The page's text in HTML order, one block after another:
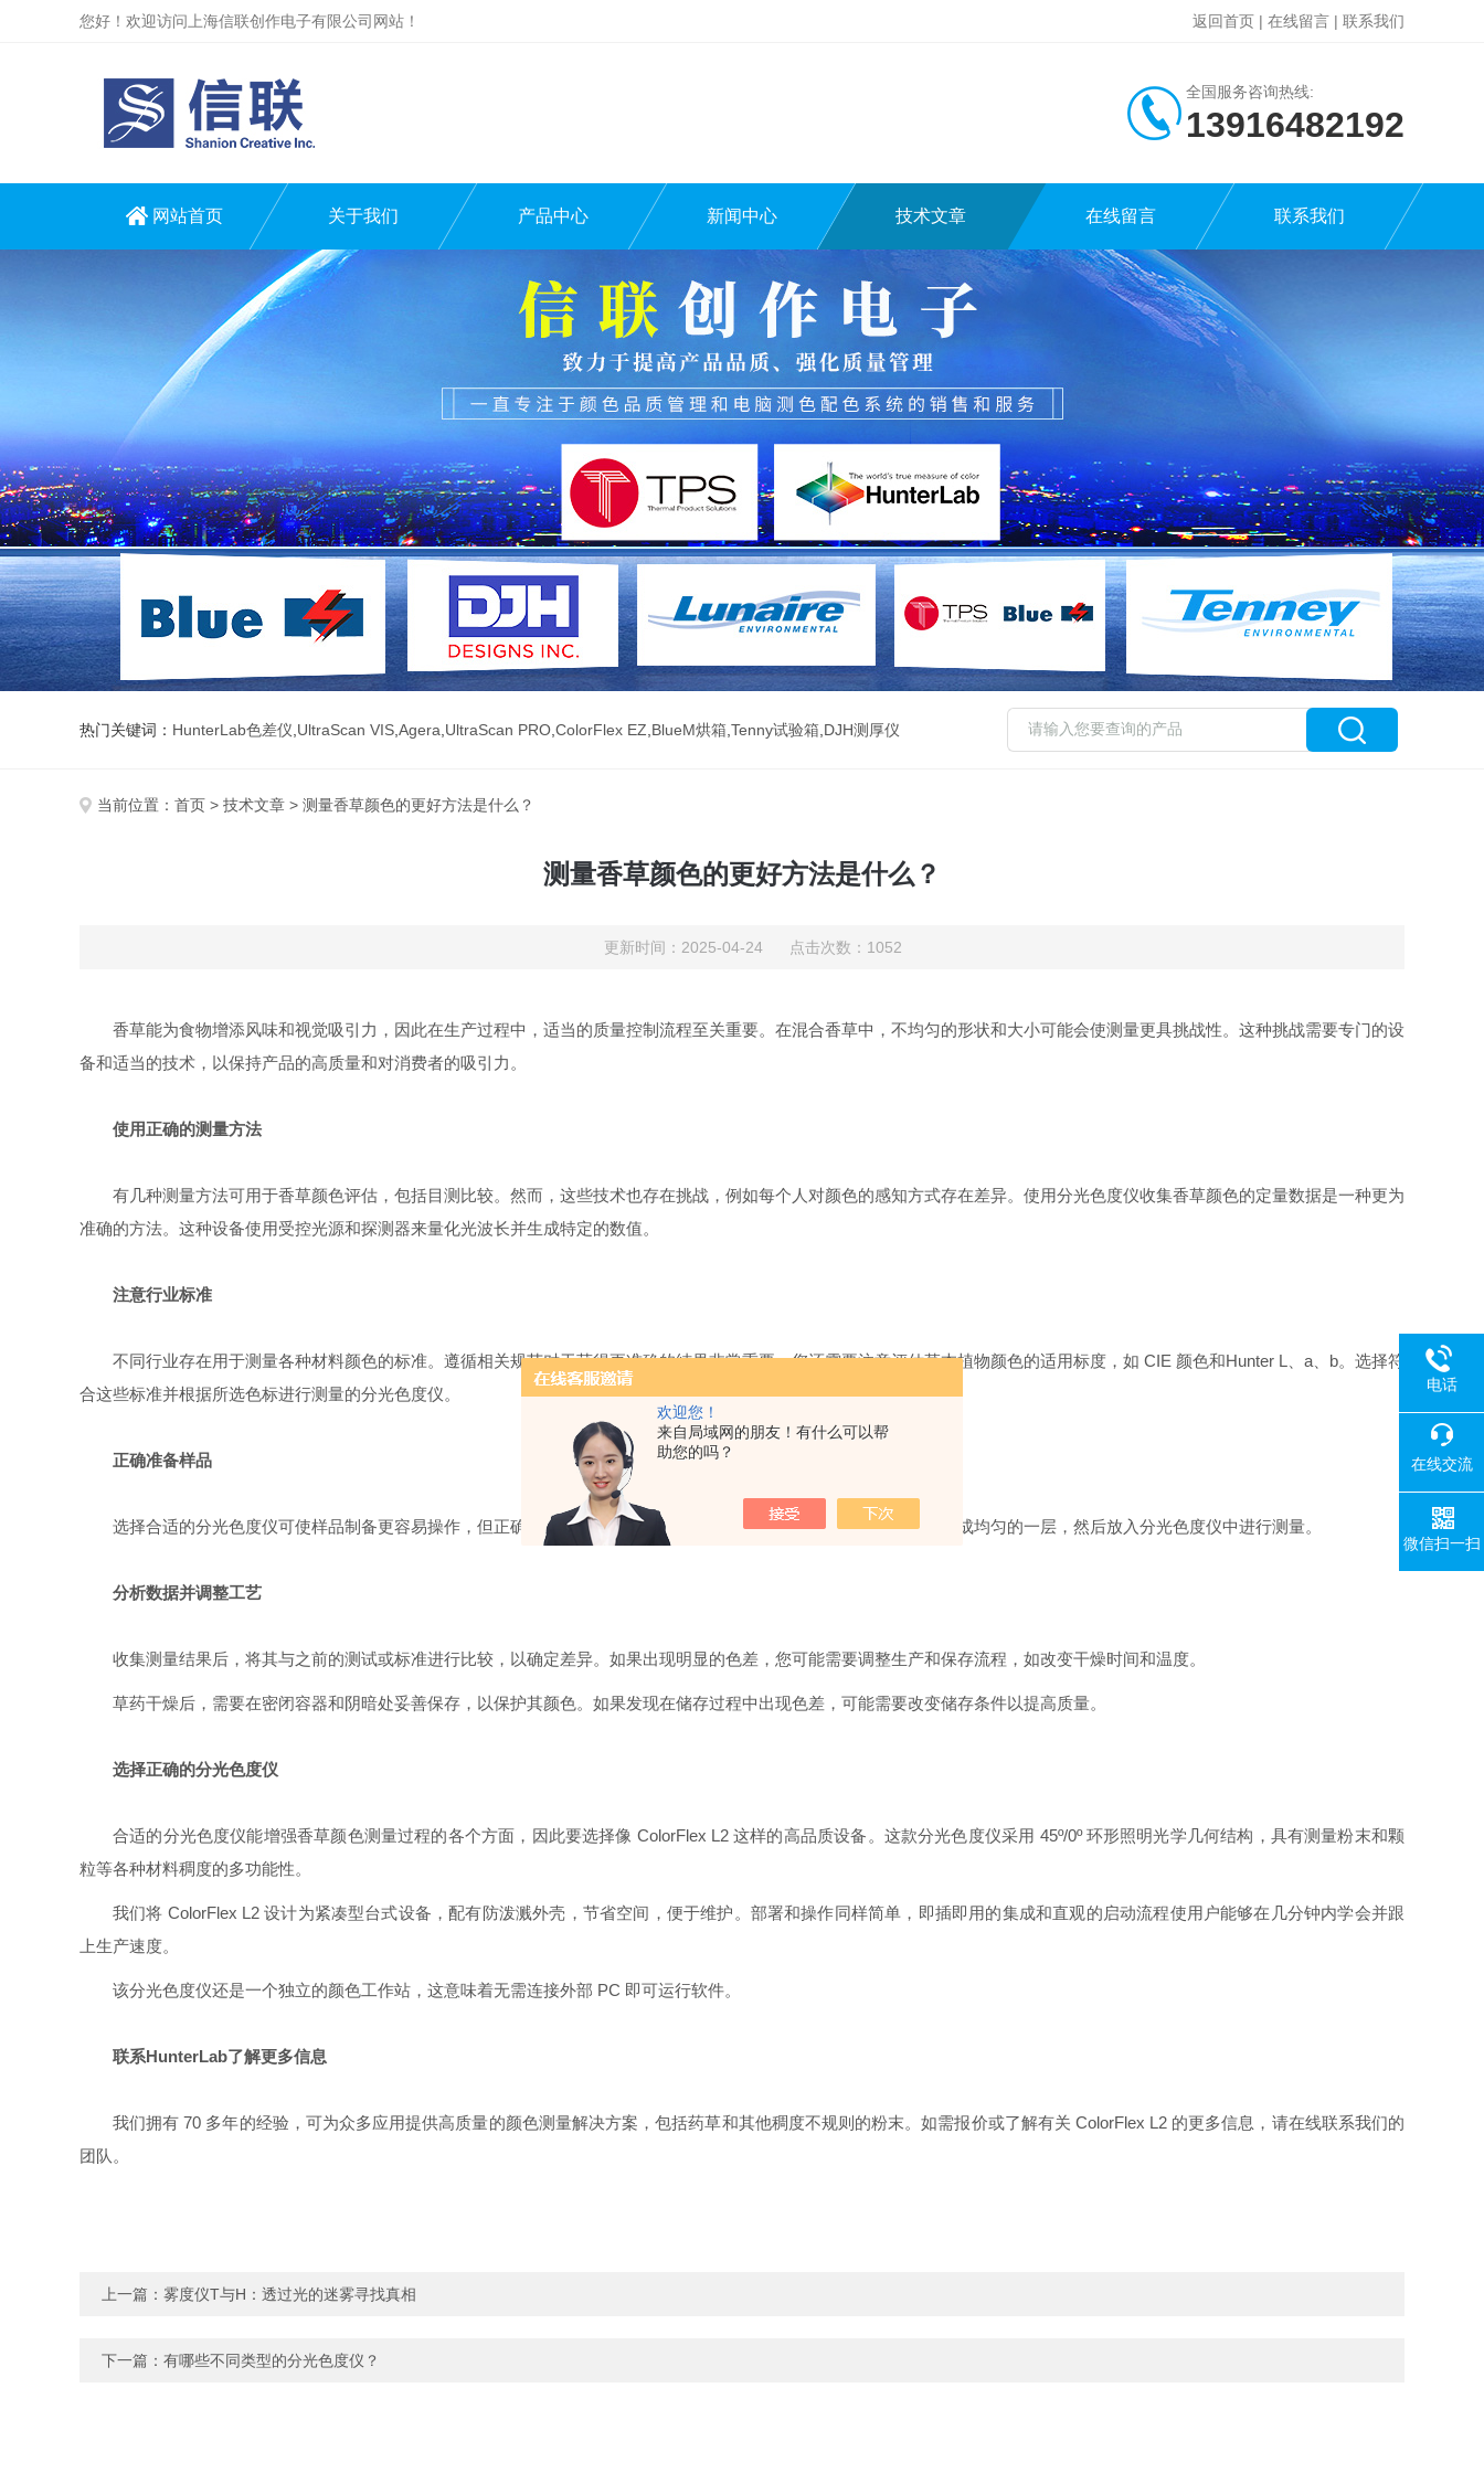
欢迎您！
来自局域网的朋友！有什么可以帮
助您的吗？
您好！欢迎访问上海信联创作电子有限公司网站！ 返回首页 | 在线留言 | 联系我们
全国服务咨询热线:
13916482192
网站首页 关于我们 产品中心 新闻中心 技术文章 在线留言 联系我们
热门关键词： HunterLab色差仪 UltraScan VIS Agera UltraScan PRO ColorFlex EZ BlueM烘箱 Tenny试验箱 DJH测厚仪
当前位置： 首页 > 技术文章 > 测量香草颜色的更好方法是什么？
测量香草颜色的更好方法是什么？
更新时间：2025-04-24 点击次数：1052
香草能为食物增添风味和视觉吸引力，因此在生产过程中，适当的质量控制流程至关重要。在混合香草中，不均匀的形状和大小可能会使测量更具挑战性。这种挑战需要专门的设
备和适当的技术，以保持产品的高质量和对消费者的吸引力。
使用正确的测量方法
有几种测量方法可用于香草颜色评估，包括目测比较。然而，这些技术也存在挑战，例如每个人对颜色的感知方式存在差异。使用分光色度仪收集香草颜色的定量数据是一种更为
准确的方法。这种设备使用受控光源和探测器来量化光波长并生成特定的数值。
注意行业标准
不同行业存在用于测量各种材料颜色的标准。遵循相关规范对于获得更准确的结果非常重要。您还需要注意评估草本植物颜色的适用标度，如 CIE 颜色和Hunter L、a、b。选择符
合这些标准并根据所选色标进行测量的分光色度仪。
正确准备样品
选择合适的分光色度仪可使样品制备更容易操作，但正确的操作仍能提升测量结果。在样品杯中倒入足够的香草，形成均匀的一层，然后放入分光色度仪中进行测量。
分析数据并调整工艺
收集测量结果后，将其与之前的测试或标准进行比较，以确定差异。如果出现明显的色差，您可能需要调整生产和保存流程，如改变干燥时间和温度。
草药干燥后，需要在密闭容器和阴暗处妥善保存，以保护其颜色。如果发现在储存过程中出现色差，可能需要改变储存条件以提高质量。
选择正确的分光色度仪
合适的分光色度仪能增强香草颜色测量过程的各个方面，因此要选择像 ColorFlex L2 这样的高品质设备。这款分光色度仪采用 45º/0º 环形照明光学几何结构，具有测量粉末和颗
粒等各种材料稠度的多功能性。
我们将 ColorFlex L2 设计为紧凑型台式设备，配有防泼溅外壳，节省空间，便于维护。部署和操作同样简单，即插即用的集成和直观的启动流程使用户能够在几分钟内学会并跟
上生产速度。
该分光色度仪还是一个独立的颜色工作站，这意味着无需连接外部 PC 即可运行软件。
联系HunterLab了解更多信息
我们拥有 70 多年的经验，可为众多应用提供高质量的颜色测量解决方案，包括药草和其他稠度不规则的粉末。如需报价或了解有关 ColorFlex L2 的更多信息，请在线联系我们的
团队。
上一篇： 雾度仪T与H：透过光的迷雾寻找真相
下一篇： 有哪些不同类型的分光色度仪？
电话
在线交流
微信扫一扫